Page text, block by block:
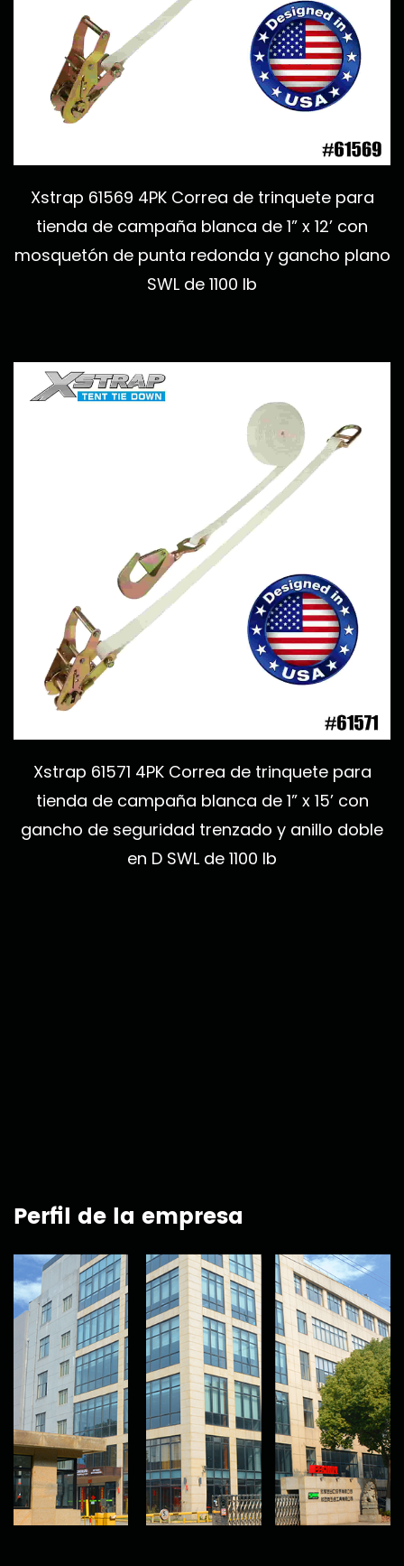
Xstrap 61569 4PK Correa de trinquete para
tienda de campaña blanca de 1” x 12’ con
mosquetón de punta redonda y gancho plano
SWL de 1100 lb
Xstrap 61571 4PK Correa de trinquete para
tienda de campaña blanca de 1” x 15’ con
gancho de seguridad trenzado y anillo doble
en D SWL de 1100 lb
Perfil de la empresa